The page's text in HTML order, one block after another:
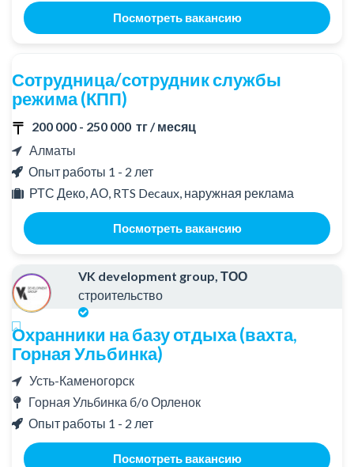
Посмотреть вакансию
Сотрудница/сотрудник службы
режима (КПП)
200 000 - 250 000 тг / месяц
Алматы
Опыт работы 1 - 2 лет
РТС Деко, АО, RTS Decaux, наружная реклама
Посмотреть вакансию
VK development group, ТОО
строительство
Охранники на базу отдыха (вахта,
Горная Ульбинка)
Усть-Каменогорск
Горная Ульбинка б/о Орленок
Опыт работы 1 - 2 лет
Посмотреть вакансию